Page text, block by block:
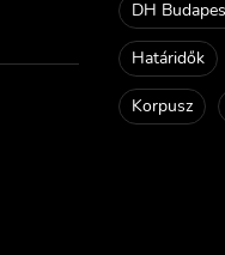
DH
Határidők
Korpusz